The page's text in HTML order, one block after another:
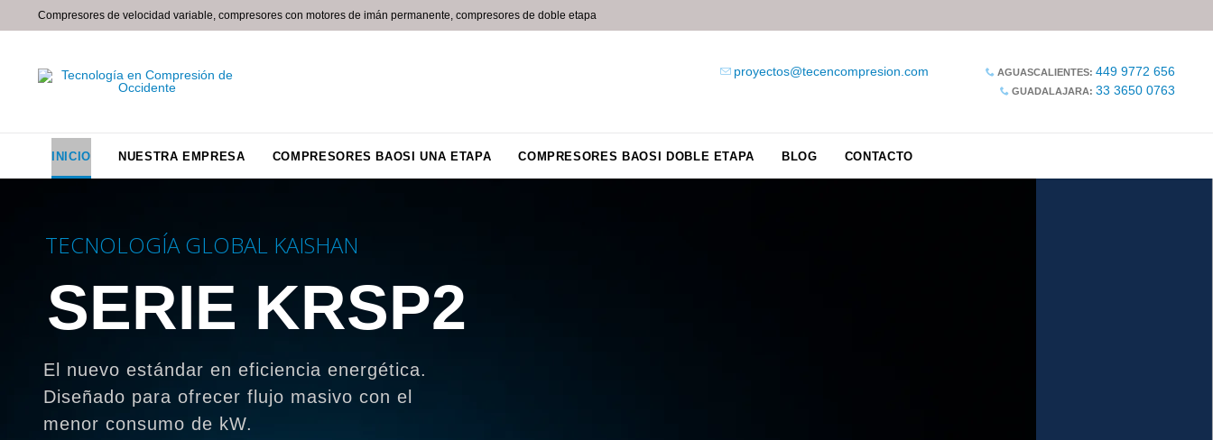
Compresores de velocidad variable, compresores con motores de imán permanente, compresores de doble etapa
 proyectos@tecencompresion.com  AGUASCALIENTES: 449 9772 656
 GUADALAJARA: 33 3650 0763
to
content
INICIO NUESTRA EMPRESA COMPRESORES BAOSI UNA ETAPA COMPRESORES BAOSI DOBLE ETAPA BLOG CONTACTO
TECNOLOGÍA GLOBAL KAISHAN
SERIE KRSP2
El nuevo estándar en eficiencia energética.
Diseñado para ofrecer flujo masivo con el
menor consumo de kW.